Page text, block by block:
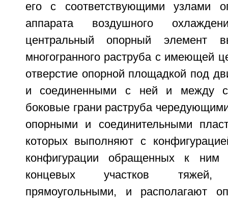
его с соответствующими узлами
аппарата воздушного
центральный опорный элемент
многогранного раструба с имеющей
отверстие опорной площадкой под
и соединенными с ней и между
боковые грани раструба
опорными и соединительными
которых выполняют с
конфигурации обращенных к ним
концевых участков тяжей,
прямоугольными, и располагают